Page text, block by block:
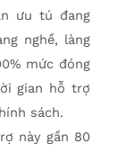
ưu tú đang
nghề, làng
mức đóng
gian hỗ trợ
sách.
này gần 80